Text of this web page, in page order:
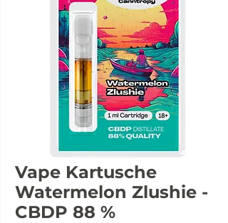
Vape Kartusche
Watermelon Zlushie -
CBDP 88 %